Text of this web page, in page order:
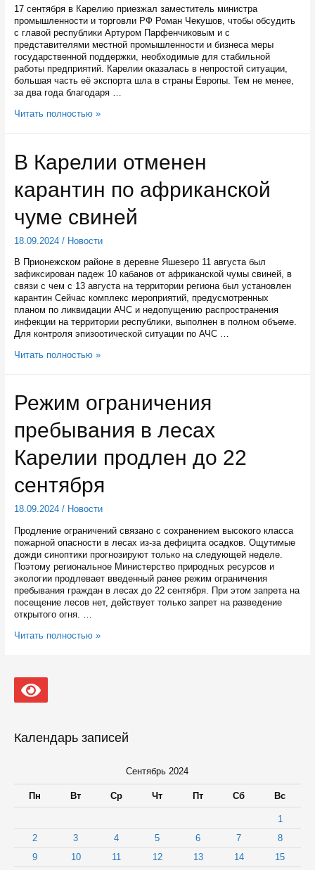
17 сентября в Карелию приезжал заместитель министра
промышленности и торговли РФ Роман Чекушов, чтобы обсудить
с главой республики Артуром Парфенчиковым и с
представителями местной промышленности и бизнеса меры
государственной поддержки, необходимые для стабильной
работы предприятий. Карелии оказалась в непростой ситуации,
большая часть её экспорта шла в страны Европы. Тем не менее,
за два года благодаря …
Замминистра
России
и
глава
Карелии
логистику,
рынки
и
субсидирование
экспортных
поставок
Читать полностью »
В Карелии отменен
карантин по африканской
чуме свиней
18.09.2024/ Новости
В Прионежском районе в деревне Яшезеро 11 августа был
зафиксирован падеж 10 кабанов от африканской чумы свиней, в
связи с чем с 13 августа на территории региона был установлен
карантин Сейчас комплекс мероприятий, предусмотренных
планом по ликвидации АЧС и недопущению распространения
инфекции на территории республики, выполнен в полном объеме.
Для контроля эпизоотической ситуации по АЧС …
В
по
чуме
свиней
Читать полностью »
Режим ограничения
пребывания в лесах
Карелии продлен до 22
сентября
18.09.2024/ Новости
Продление ограничений связано с сохранением высокого класса
пожарной опасности в лесах из-за дефицита осадков. Ощутимые
дожди синоптики прогнозируют только на следующей неделе.
Поэтому региональное Министерство природных ресурсов и
экологии продлевает введенный ранее режим ограничения
пребывания граждан в лесах до 22 сентября. При этом запрета на
посещение лесов нет, действует только запрет на разведение
открытого огня. …
Режим
лесах
Карелии
сентября
Читать полностью »
Календарь записей
Сентябрь 2024
Пн Вт Ср Чт Пт Сб Вс
1
2
3 4 5 6 7
8
9
10 11 12 13 14
15